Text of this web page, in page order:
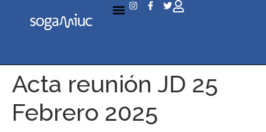
Acta reunión JD 25
Febrero 2025